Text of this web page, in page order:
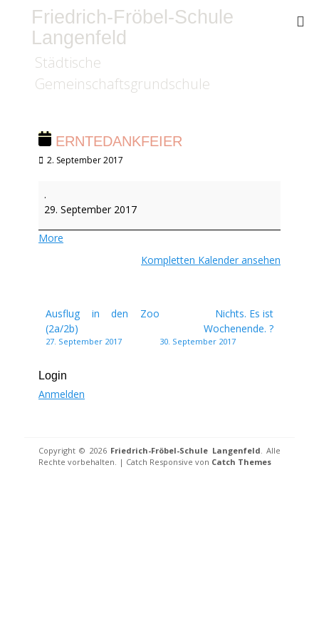
Friedrich-Fröbel-Schule
Langenfeld
Städtische
Gemeinschaftsgrundschule
ERNTEDANKFEIER
Veröffentlicht
2. September 2017
.
29. September 2017
More
Kompletten Kalender ansehen
Beitragsnavigation
Ausflug in den Zoo
(2a/2b)
27. September 2017
Nichts. Es ist
Wochenende. ?
30. September 2017
Login
Anmelden
Copyright © 2026 Friedrich-Fröbel-Schule Langenfeld . Alle
Rechte vorbehalten. | Catch Responsive von Catch Themes